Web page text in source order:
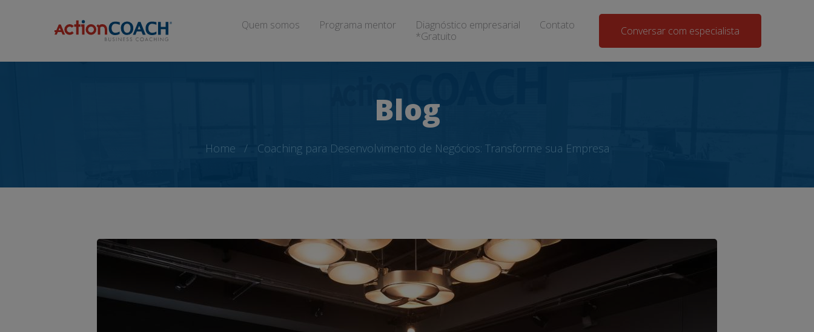
Quem somos Programa mentor
Diagnóstico empresarial
*Gratuito
Contato Conversar com especialista
Blog
Home Coaching para Desenvolvimento de Negócios: Transforme sua Empresa